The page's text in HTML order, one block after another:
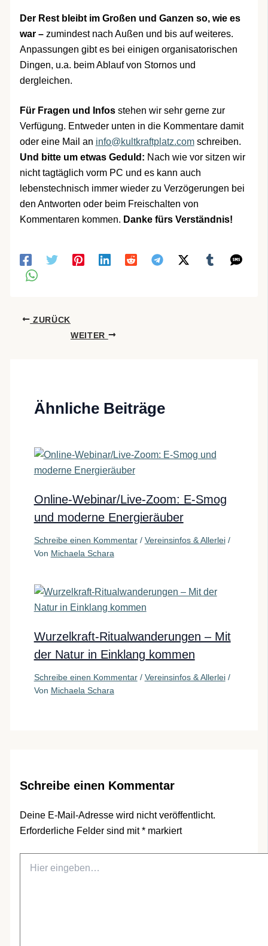
Der Rest bleibt im Großen und Ganzen so, wie es
war –zumindest nach Außen und bis auf weiteres.
Anpassungen gibt es bei einigen organisatorischen
Dingen, u.a. beim Ablauf von Stornos und
dergleichen.
Für Fragen und Infosstehen wir sehr gerne zur
Verfügung. Entweder unten in die Kommentare damit
oder eine Mail an info@kultkraftplatz.comschreiben.
Und bitte um etwas Geduld: Nach wie vor sitzen wir
nicht tagtäglich vorm PC und es kann auch
lebenstechnisch immer wieder zu Verzögerungen bei
den Antworten oder beim Freischalten von
Kommentaren kommen. Danke fürs Verständnis!
ZURÜCK
WEITER
Ähnliche Beiträge
Online-Webinar/Live-Zoom: E-Smog
und moderne Energieräuber
Schreibe einen Kommentar / Vereinsinfos & Allerlei/
Von Michaela Schara
Wurzelkraft-Ritualwanderungen – Mit
der Natur in Einklang kommen
Schreibe einen Kommentar / Vereinsinfos & Allerlei/
Von Michaela Schara
Schreibe einen Kommentar
Deine E-Mail-Adresse wird nicht veröffentlicht.
Erforderliche Felder sind mit*markiert
eingeben…